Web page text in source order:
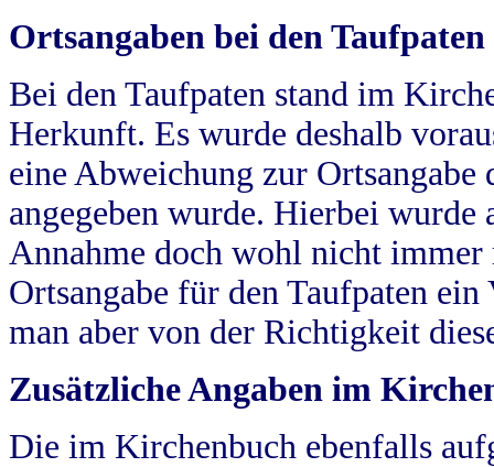
Ortsangaben bei den Taufpaten
Bei den Taufpaten stand im
Herkunft. Es wurde deshalb
eine Abweichung zur
angegeben wurde. Hierbei wurde
Annahme doch wohl nicht
Ortsangabe für den Taufpaten
man aber von der Richtigkeit
Zusätzliche Angaben im
Die im Kirchenbuch ebenfalls